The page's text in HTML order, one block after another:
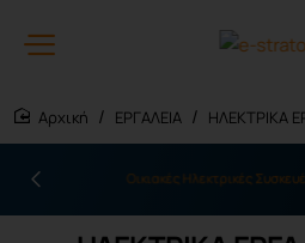
ΕΡΓΑΛΕΙΑ ΗΛΕΚΤΡΙΚΑ
Οικιακές Ηλεκτρικές